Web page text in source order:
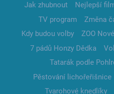
Jak zhubnout Nejlepší
TV program
Změna
Kdy budou volby
ZOO
7 pádů Honzy Dědka
Tatarák podle
Pěstování lichořeřišnice
Tvarohové knedlíky